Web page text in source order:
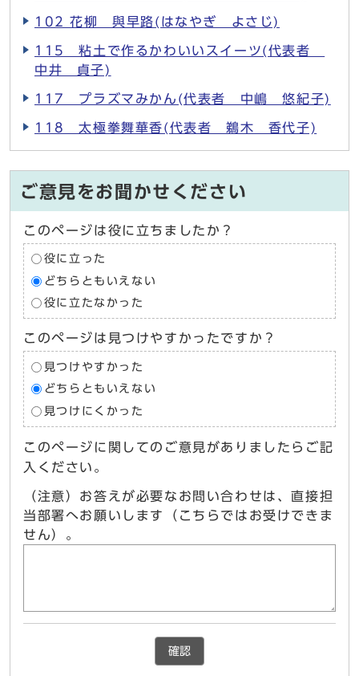
102 花柳 與早路(はなやぎ よさじ)
115 粘土で作るかわいいスイーツ(代表者
中井 貞子)
117 プラズマみかん(代表者 中嶋 悠紀子)
118 太極拳舞華香(代表者 鵜木 香代子)
ご意見をお聞かせください
このページは役に立ちましたか？
役に立った
どちらともいえない
役に立たなかった
このページは見つけやすかったですか？
見つけやすかった
どちらともいえない
見つけにくかった
このページに関してのご意見がありましたらご記
入ください。
（注意）お答えが必要なお問い合わせは、直接担
当部署へお願いします（こちらではお受けできま
せん）。
確認